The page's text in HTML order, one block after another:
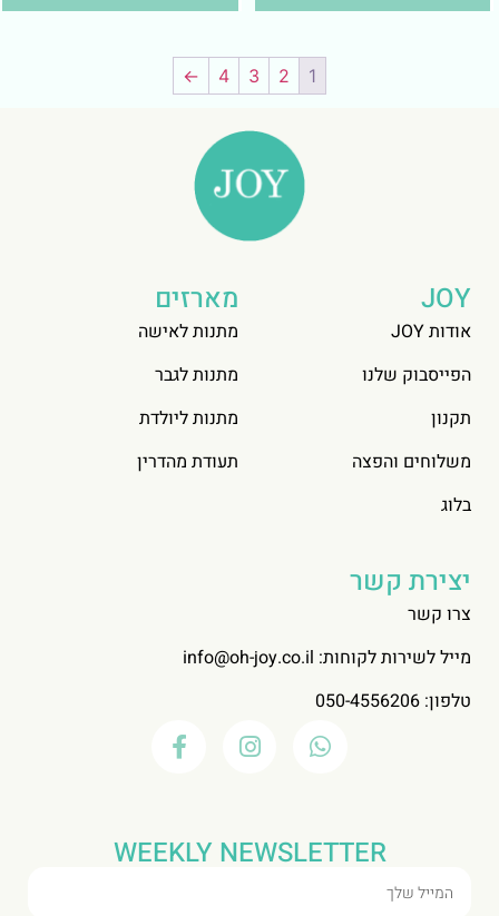
1
2
3
4
←
JOY
אודות JOY
הפייסבוק שלנו
תקנון
משלוחים והפצה
בלוג
מארזים
מתנות לאישה
מתנות לגבר
מתנות ליולדת
תעודת מהדרין
יצירת קשר
צרו קשר
מייל לשירות לקוחות: info@oh-joy.co.il
טלפון: 050-4556206
WEEKLY NEWSLETTER